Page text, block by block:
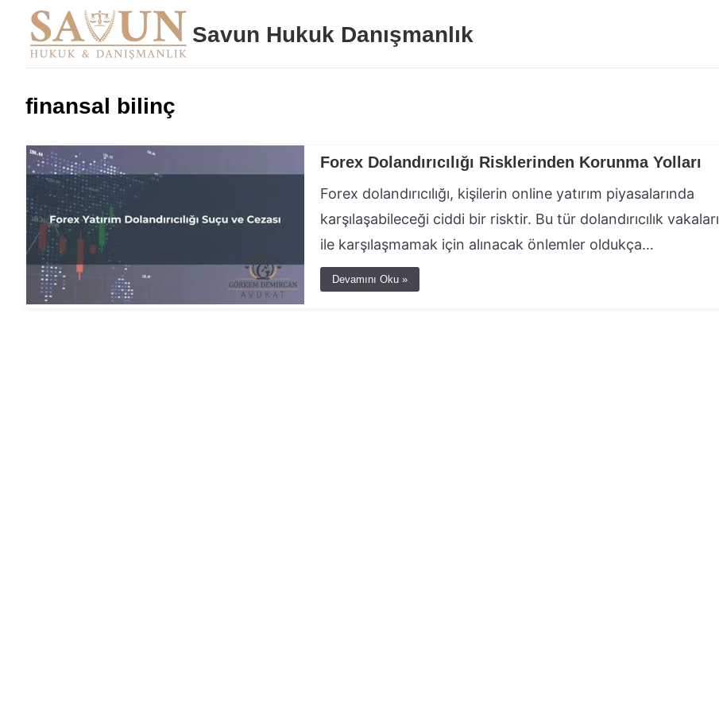
Savun Hukuk Danışmanlık
finansal bilinç
Forex Dolandırıcılığı Risklerinden Korunma Yolları
Forex dolandırıcılığı, kişilerin online yatırım piyasalarında
karşılaşabileceği ciddi bir risktir. Bu tür dolandırıcılık vakaları
ile karşılaşmamak için alınacak önlemler oldukça…
Devamını Oku »